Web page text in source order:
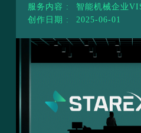
服务内容 :
智能机械企业
创作日期 :
2025-06-01